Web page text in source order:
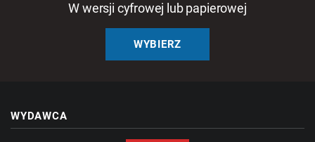
W wersji cyfrowej lub papierowej
WYBIERZ
WYDAWCA